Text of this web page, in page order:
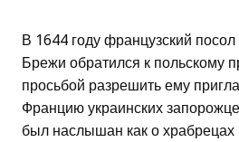
В 1644 году французский
Брежи обратился к польскому
просьбой разрешить ему
Францию украинских
был наслышан как о храбрецах